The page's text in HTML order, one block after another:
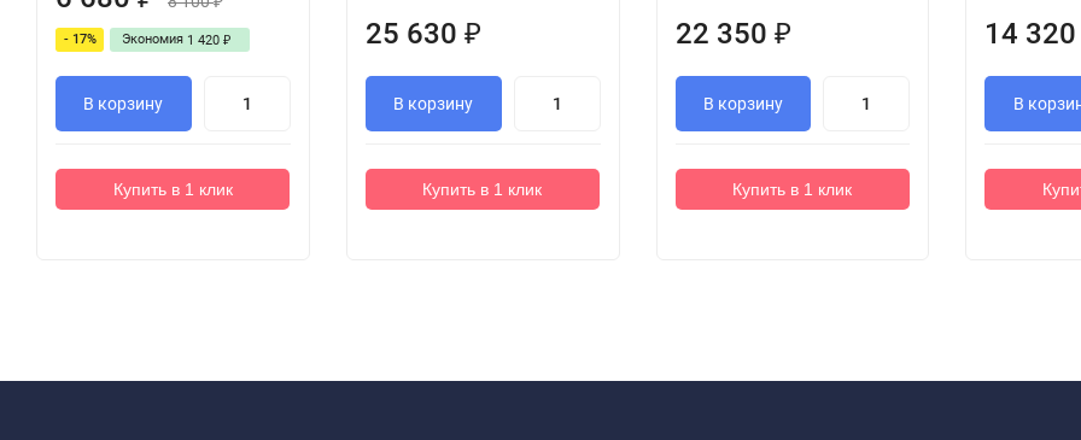
- 17% Экономия 1 420 ₽
В корзину
Купить в 1 клик
25 630 ₽
В корзину
Купить в 1 клик
22 350 ₽
В корзину
Купить в 1 клик
14
В